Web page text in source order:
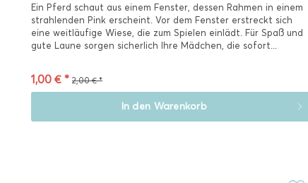
Ein Pferd schaut aus einem Fenster, dessen Rahmen in einem
strahlenden Pink erscheint. Vor dem Fenster erstreckt sich
eine weitläufige Wiese, die zum Spielen einlädt. Für Spaß und
gute Laune sorgen sicherlich Ihre Mädchen, die sofort...
1,00 € * 2,00 € *
In den Warenkorb